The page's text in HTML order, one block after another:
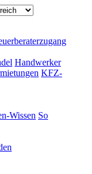
Handwerker
KFZ-
Wissen So